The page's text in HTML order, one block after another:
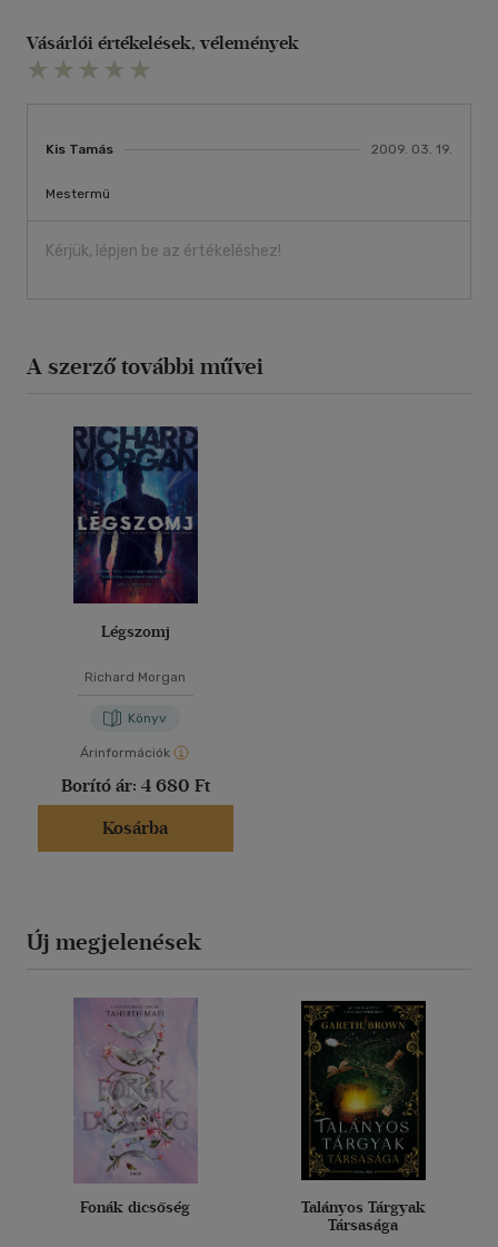
Vásárlói értékelések, vélemények
Kis Tamás 2009. 03. 19.
Mestermü
Kérjük, lépjen be az értékeléshez!
A szerző további művei
Légszomj
Richard Morgan
Könyv
Árinformációk
Borító ár: 4 680 Ft
Kosárba
Új megjelenések
Fonák dicsőség
Talányos Tárgyak
Társasága